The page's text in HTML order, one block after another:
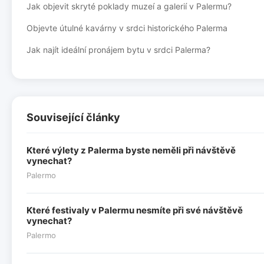
Jak objevit skryté poklady muzeí a galerií v Palermu?
Objevte útulné kavárny v srdci historického Palerma
Jak najít ideální pronájem bytu v srdci Palerma?
Související články
Které výlety z Palerma byste neměli při návštěvě
vynechat?
Palermo
Které festivaly v Palermu nesmíte při své návštěvě
vynechat?
Palermo